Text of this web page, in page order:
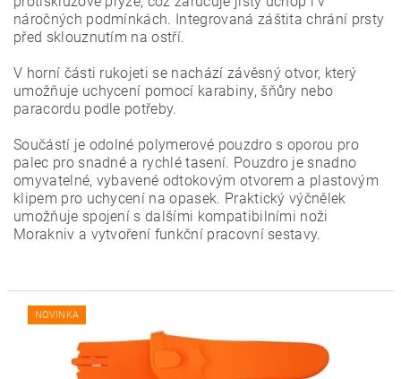
náročných podmínkách. Integrovaná záštita chrání prsty
před sklouznutím na ostří.
V horní části rukojeti se nachází závěsný otvor, který
umožňuje uchycení pomocí karabiny, šňůry nebo
paracordu podle potřeby.
Součástí je odolné polymerové pouzdro s oporou pro
palec pro snadné a rychlé tasení. Pouzdro je snadno
omyvatelné, vybavené odtokovým otvorem a plastovým
klipem pro uchycení na opasek. Praktický výčnělek
umožňuje spojení s dalšími kompatibilními noži
Morakniv a vytvoření funkční pracovní sestavy.
NOVINKA